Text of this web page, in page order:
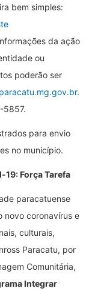
bem simples:
da ação
ou
poderão ser
.
5857.
para envio
no município.
Força Tarefa
paracatuense
novo coronavírus e
culturais,
Paracatu, por
Comunitária,
Integrar